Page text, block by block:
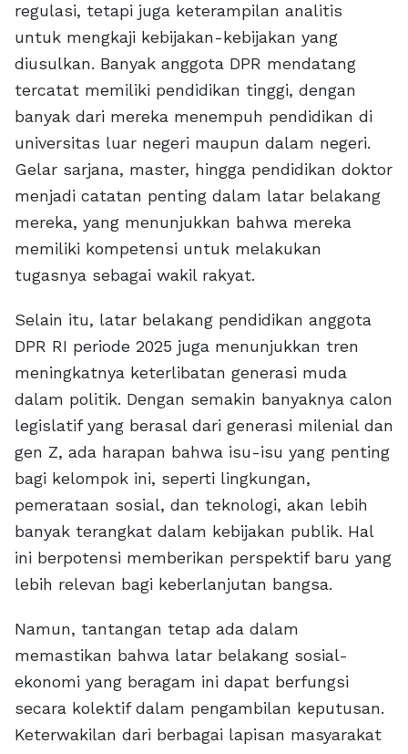
regulasi, tetapi juga keterampilan analitis
untuk mengkaji kebijakan-kebijakan yang
diusulkan. Banyak anggota DPR mendatang
tercatat memiliki pendidikan tinggi, dengan
banyak dari mereka menempuh pendidikan di
universitas luar negeri maupun dalam negeri.
Gelar sarjana, master, hingga pendidikan doktor
menjadi catatan penting dalam latar belakang
mereka, yang menunjukkan bahwa mereka
memiliki kompetensi untuk melakukan
tugasnya sebagai wakil rakyat.
Selain itu, latar belakang pendidikan anggota
DPR RI periode 2025 juga menunjukkan tren
meningkatnya keterlibatan generasi muda
dalam politik. Dengan semakin banyaknya calon
legislatif yang berasal dari generasi milenial dan
gen Z, ada harapan bahwa isu-isu yang penting
bagi kelompok ini, seperti lingkungan,
pemerataan sosial, dan teknologi, akan lebih
banyak terangkat dalam kebijakan publik. Hal
ini berpotensi memberikan perspektif baru yang
lebih relevan bagi keberlanjutan bangsa.
Namun, tantangan tetap ada dalam
memastikan bahwa latar belakang sosial-
ekonomi yang beragam ini dapat berfungsi
secara kolektif dalam pengambilan keputusan.
Keterwakilan dari berbagai lapisan masyarakat